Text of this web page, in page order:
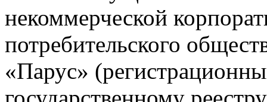
некоммерческой
потребительского
«Парус»